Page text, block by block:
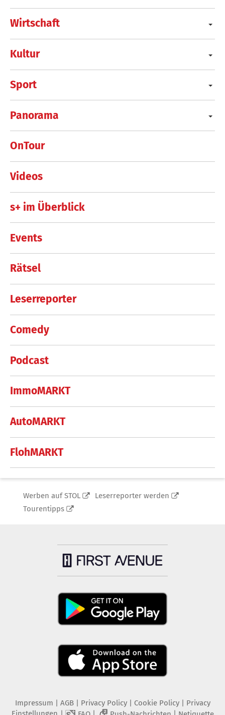
Wirtschaft
Kultur
Sport
Panorama
OnTour
Videos
s+ im Überblick
Events
Rätsel
Leserreporter
Comedy
Podcast
ImmoMARKT
AutoMARKT
FlohMARKT
Werben auf STOL
Leserreporter werden
Tourentipps
Impressum AGB Privacy Policy| Cookie Policy| Privacy
2